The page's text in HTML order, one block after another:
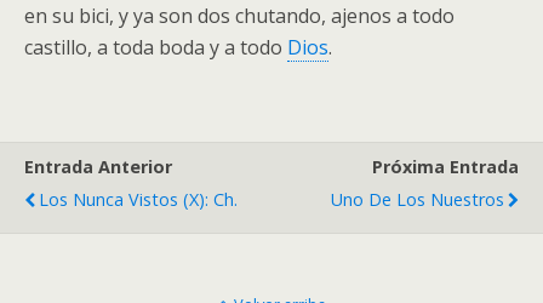
en su bici, y ya son dos chutando, ajenos a todo
castillo, a toda boda y a todo Dios.
Entrada Anterior
Los Nunca Vistos (X): Ch.
Próxima Entrada
Uno De Los Nuestros